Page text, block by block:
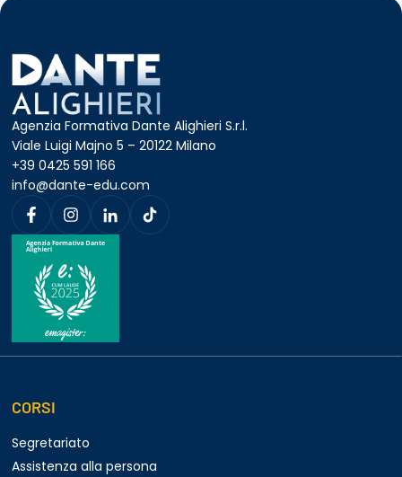
Agenzia Formativa Dante Alighieri S.r.l.
Viale Luigi Majno 5 – 20122 Milano
+39 0425 591 166
info@dante-edu.com
CORSI
Segretariato
Assistenza alla persona